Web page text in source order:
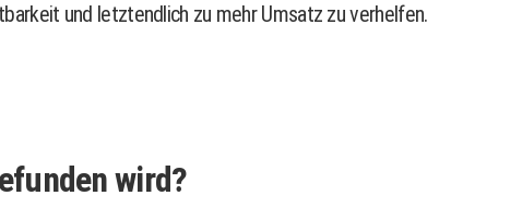
und letztendlich zu mehr Umsatz zu verhelfen.
wird?